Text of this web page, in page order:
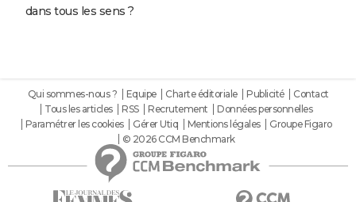
dans tous les sens ?
Qui sommes-nous ? Equipe Charte éditoriale Publicité
Contact
Tous les articles
RSS Recrutement
Données personnelles
Paramétrer les cookies
Gérer Utiq Mentions légales
Groupe Figaro
© 2026 CCM Benchmark